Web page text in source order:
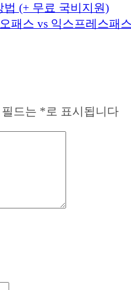
(+ 무료 국비지원)
패스 vs 익스프레스패
드는 *로 표시됩니다